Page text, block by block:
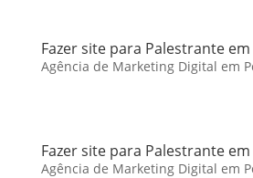
Fazer site para Palestrante
Agência de Marketing Digital em
Fazer site para Palestrante
Agência de Marketing Digital em